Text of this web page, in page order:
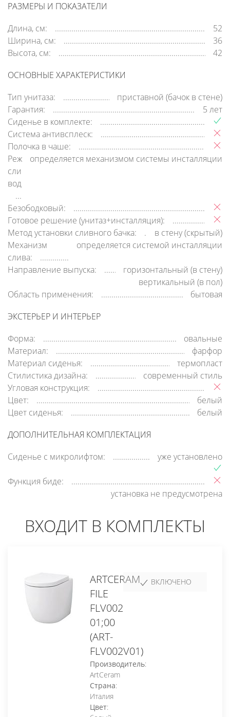
РАЗМЕРЫ И ПОКАЗАТЕЛИ
Длина, см:
52
Ширина, см:
36
Высота, см:
42
ОСНОВНЫЕ ХАРАКТЕРИСТИКИ
Тип унитаза:
приставной (бачок в стене)
Гарантия:
5 лет
Сиденье в комплекте:
Система антивсплеск:
Полочка в чаше:
Режим
слива
воды:
определяется механизмом системы инсталляции
Безободковый:
Готовое решение (унитаз+инсталляция):
Метод установки сливного бачка:
в стену (скрытый)
Механизм
слива:
определяется системой инсталляции
Направление выпуска:
горизонтальный (в стену)
вертикальный (в пол)
Область применения:
бытовая
ЭКСТЕРЬЕР И ИНТЕРЬЕР
Форма:
овальные
Материал:
фарфор
Материал сиденья:
термопласт
Стилистика дизайна:
современный стиль
Угловая конструкция:
Цвет:
белый
Цвет сиденья:
белый
ДОПОЛНИТЕЛЬНАЯ КОМПЛЕКТАЦИЯ
Сиденье с микролифтом:
уже установлено
Функция биде:
установка не предусмотрена
ВХОДИТ В КОМПЛЕКТЫ
ARTCERAM
FILE
FLV002
01;00
(ART-
FLV002V01)
Производитель:
ArtCeram
Страна:
Италия
Цвет:
ВКЛЮЧЕНО